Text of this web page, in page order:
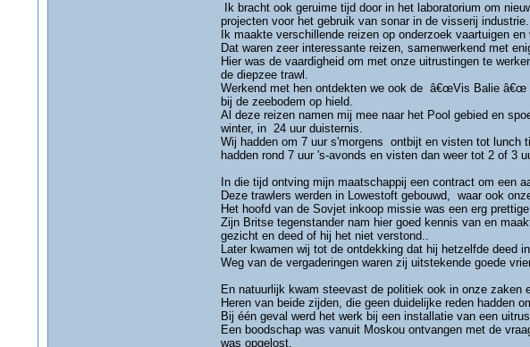
Ik bracht ook geruime tijd door in het laboratorium om
projecten voor het gebruik van sonar in de visserij industrie.
Ik maakte verschillende reizen op onderzoek vaartuigen
Dat waren zeer interessante reizen, samenwerkend met
Hier was de vaardigheid om met onze uitrustingen te
de diepzee trawl.
Werkend met hen ontdekten we ook de â€œVis Balie â€œ
bij de zeebodem op hield.
Al deze reizen namen mij mee naar het Pool gebied en
winter, in 24 uur duisternis.
Wij hadden om 7 uur s'morgens ontbijt en visten tot lunch
hadden rond 7 uur 's-avonds en visten dan weer tot 2 of 3
In die tijd ontving mijn maatschappij een contract om
Deze trawlers werden in Lowestoft gebouwd, waar ook
Het hoofd van de Sovjet inkoop missie was een erg
Zijn Britse tegenstander nam hier goed kennis van en
gezicht en deed of hij het niet verstond..
Later kwamen wij tot de ontdekking dat hij hetzelfde deed
Weg van de vergaderingen waren zij uitstekende goede
En natuurlijk kwam steevast de politiek ook in onze zaken
Heren van beide zijden, die geen duidelijke reden hadden
Bij één geval werd het werk bij een installatie van een
Een boodschap was vanuit Moskou ontvangen met de
was opgelost.